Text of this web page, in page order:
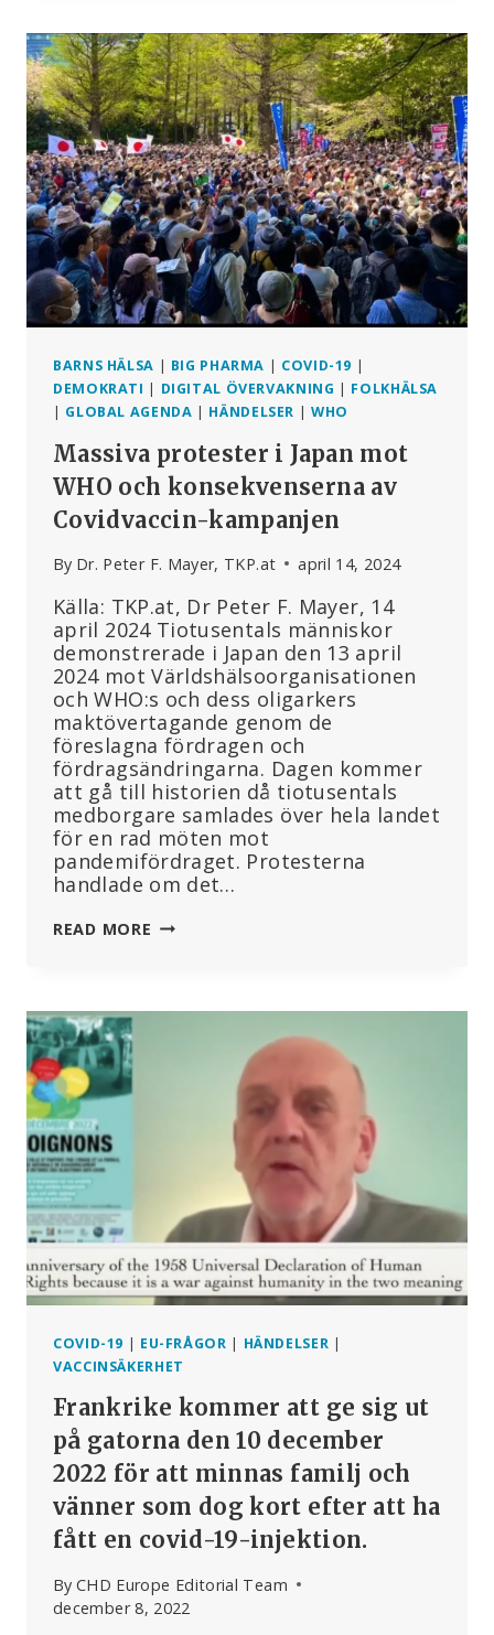
PÅ
MORDFÖRSÖKET
PÅ
FICO
BARNS HÄLSA | BIG PHARMA | COVID-19 |
DEMOKRATI | DIGITAL ÖVERVAKNING | FOLKHÄLSA
| GLOBAL AGENDA | HÄNDELSER | WHO
Massiva protester i Japan mot
WHO och konsekvenserna av
Covidvaccin-kampanjen
By Dr. Peter F. Mayer, TKP.at april 14, 2024
Källa: TKP.at, Dr Peter F. Mayer, 14
april 2024 Tiotusentals människor
demonstrerade i Japan den 13 april
2024 mot Världshälsoorganisationen
och WHO:s och dess oligarkers
maktövertagande genom de
föreslagna fördragen och
fördragsändringarna. Dagen kommer
att gå till historien då tiotusentals
medborgare samlades över hela landet
för en rad möten mot
pandemifördraget. Protesterna
handlade om det…
READ MORE MASSIVA
KONSEKVENSERNA
COVIDVACCIN-
KAMPANJEN
COVID-19 | EU-FRÅGOR | HÄNDELSER |
VACCINSÄKERHET
Frankrike kommer att ge sig ut
på gatorna den 10 december
2022 för att minnas familj och
vänner som dog kort efter att ha
fått en covid-19-injektion.
By CHD Europe Editorial Team
december 8, 2022